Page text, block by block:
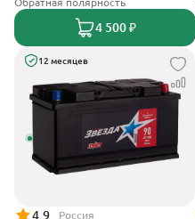
4 500 ₽
12 месяцев
4.9 Россия